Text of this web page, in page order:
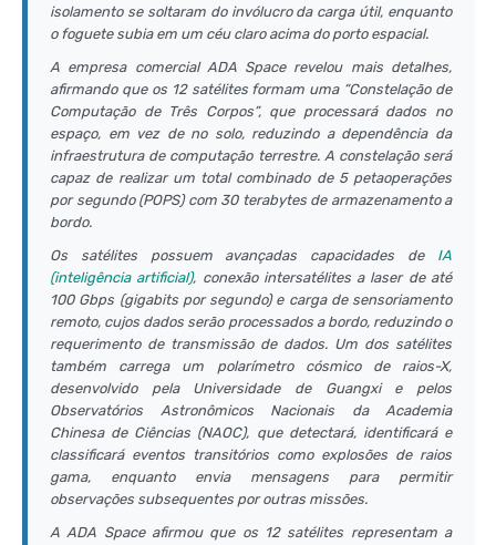
isolamento se soltaram do invólucro da carga útil, enquanto
o foguete subia em um céu claro acima do porto espacial.
A empresa comercial ADA Space revelou mais detalhes,
afirmando que os 12 satélites formam uma “Constelação de
Computação de Três Corpos”, que processará dados no
espaço, em vez de no solo, reduzindo a dependência da
infraestrutura de computação terrestre. A constelação será
capaz de realizar um total combinado de 5 petaoperações
por segundo (POPS) com 30 terabytes de armazenamento a
bordo.
Os satélites possuem avançadas capacidades de IA
(inteligência artificial), conexão intersatélites a laser de até
100 Gbps (gigabits por segundo) e carga de sensoriamento
remoto, cujos dados serão processados a bordo, reduzindo o
requerimento de transmissão de dados. Um dos satélites
também carrega um polarímetro cósmico de raios-X,
desenvolvido pela Universidade de Guangxi e pelos
Observatórios Astronômicos Nacionais da Academia
Chinesa de Ciências (NAOC), que detectará, identificará e
classificará eventos transitórios como explosões de raios
gama, enquanto envia mensagens para permitir
observações subsequentes por outras missões.
A ADA Space afirmou que os 12 satélites representam a